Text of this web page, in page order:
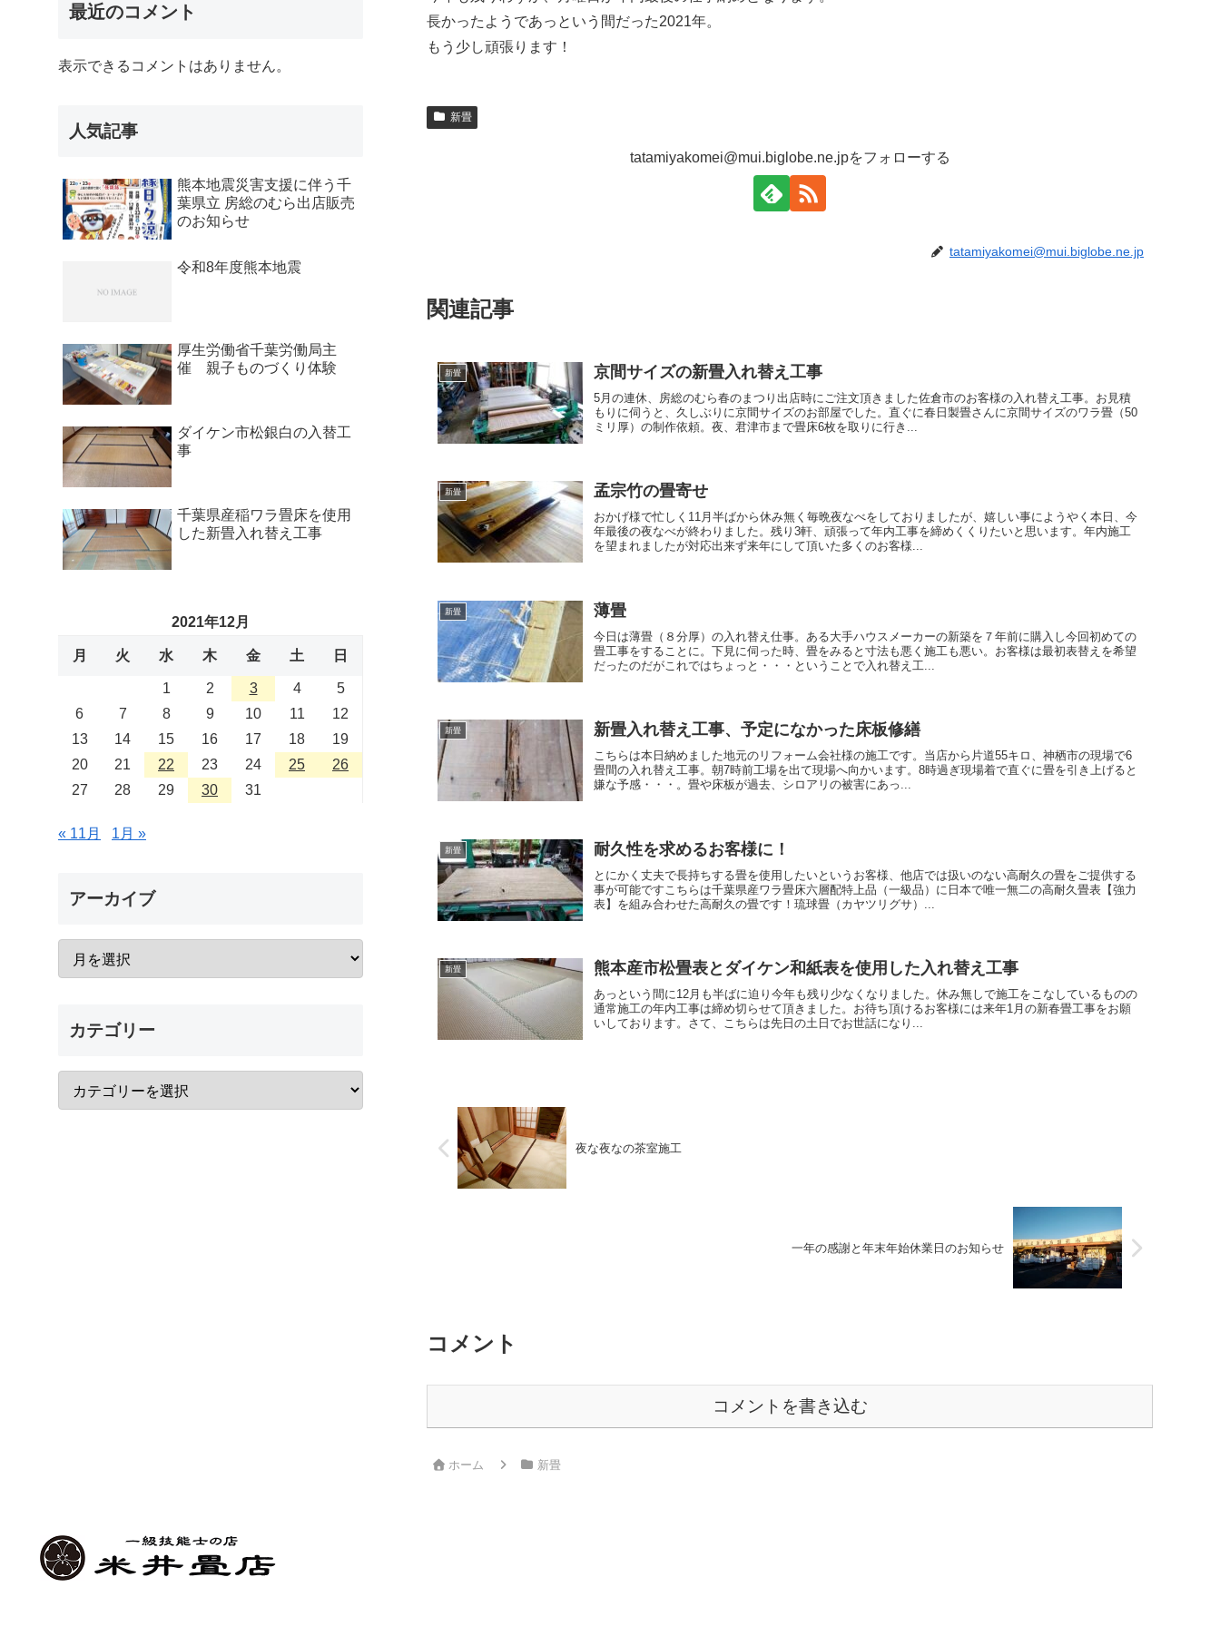
長かったようであっという間だった2021年。
もう少し頑張ります！
新畳
tatamiyakomei@mui.biglobe.ne.jpをフォローする
tatamiyakomei@mui.biglobe.ne.jp
関連記事
新畳 京間サイズの新畳入れ替え工事
5月の連休、房総のむら春のまつり出店時にご注文頂きました佐倉市のお客様の入れ替え工事。お見積
もりに伺うと、久しぶりに京間サイズのお部屋でした。直ぐに春日製畳さんに京間サイズのワラ畳（50
ミリ厚）の制作依頼。夜、君津市まで畳床6枚を取りに行き...
新畳 孟宗竹の畳寄せ
おかげ様で忙しく11月半ばから休み無く毎晩夜なべをしておりましたが、嬉しい事にようやく本日、今
年最後の夜なべが終わりました。残り3軒、頑張って年内工事を締めくくりたいと思います。年内施工
を望まれましたが対応出来ず来年にして頂いた多くのお客様...
新畳 薄畳
今日は薄畳（８分厚）の入れ替え仕事。ある大手ハウスメーカーの新築を７年前に購入し今回初めての
畳工事をすることに。下見に伺った時、畳をみると寸法も悪く施工も悪い。お客様は最初表替えを希望
だったのだがこれではちょっと・・・ということで入れ替え工...
新畳 新畳入れ替え工事、予定になかった床板修繕
こちらは本日納めました地元のリフォーム会社様の施工です。当店から片道55キロ、神栖市の現場で6
畳間の入れ替え工事。朝7時前工場を出て現場へ向かいます。8時過ぎ現場着で直ぐに畳を引き上げると
嫌な予感・・・。畳や床板が過去、シロアリの被害にあっ...
新畳 耐久性を求めるお客様に！
とにかく丈夫で長持ちする畳を使用したいというお客様、他店では扱いのない高耐久の畳をご提供する
事が可能ですこちらは千葉県産ワラ畳床六層配特上品（一級品）に日本で唯一無二の高耐久畳表【強力
表】を組み合わせた高耐久の畳です！琉球畳（カヤツリグサ）...
新畳 熊本産市松畳表とダイケン和紙表を使用した入れ替え工事
あっという間に12月も半ばに迫り今年も残り少なくなりました。休み無しで施工をこなしているものの
通常施工の年内工事は締め切らせて頂きました。お待ち頂けるお客様には来年1月の新春畳工事をお願
いしております。さて、こちらは先日の土日でお世話になり...
夜な夜なの茶室施工
一年の感謝と年末年始休業日のお知らせ
コメント
コメントを書き込む
ホーム 新畳
最近のコメント
表示できるコメントはありません。
人気記事
熊本地震災害支援に伴う千
葉県立 房総のむら出店販売
のお知らせ
令和8年度熊本地震
厚生労働省千葉労働局主
催 親子ものづくり体験
ダイケン市松銀白の入替工
事
千葉県産稲ワラ畳床を使用
した新畳入れ替え工事
2021年12月
月 火 水 木 金 土 日
1 2 3 4
5
6
7 8 9 10 11
12
13
14 15 16 17 18
19
20
21 22 23 24 25
26
27
28 29 30 31
« 11月 1月 »
アーカイブ
カテゴリー